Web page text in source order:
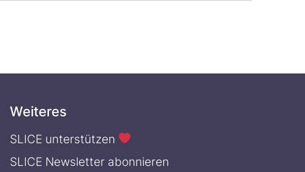
Weiteres
SLICE unterstützen
SLICE Newsletter abonnieren